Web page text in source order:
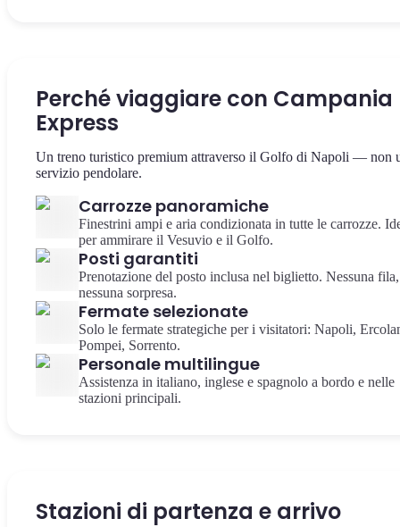
Perché viaggiare con Campania
Express
Un treno turistico premium attraverso il Golfo di Napoli — non
servizio pendolare.
Carrozze panoramiche
Finestrini ampi e aria condizionata in tutte le carrozze.
per ammirare il Vesuvio e il Golfo.
Posti garantiti
Prenotazione del posto inclusa nel biglietto. Nessuna fila,
nessuna sorpresa.
Fermate selezionate
Solo le fermate strategiche per i visitatori: Napoli,
Pompei, Sorrento.
Personale multilingue
Assistenza in italiano, inglese e spagnolo a bordo e nelle
stazioni principali.
Stazioni di partenza e arrivo